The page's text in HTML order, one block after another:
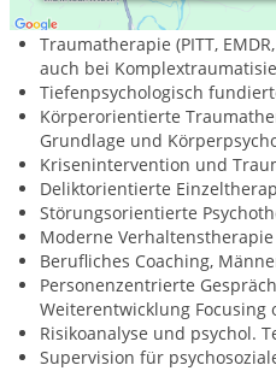
Psychotherapeutische
Traumatherapie (PITT,
auch bei
Tiefenpsychologisch
Körperorientierte
Grundlage und
Krisenintervention und
Deliktorientierte
Störungsorientierte
Moderne Verhaltenstherapie
Berufliches Coaching,
Personenzentrierte
Weiterentwicklung
Risikoanalyse und psychol.
Supervision für